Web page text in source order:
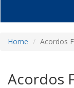
Home Acordos
Acordos